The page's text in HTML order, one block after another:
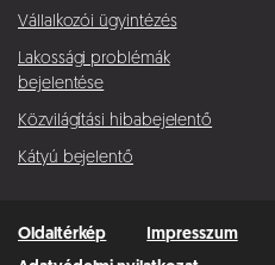
Vállalkozói ügyintézés
Lakossági problémák
bejelentése
Közvilágítási hibabejelentő
Kátyú bejelentő
Oldaltérkép
Impresszum